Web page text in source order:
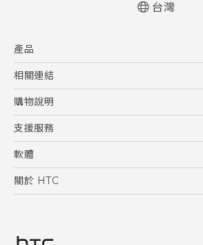
台灣
產品
5G
智慧型手機
配件
相關連結
HTC Research
購物說明
購物須知
訂單管理
付款方式
支援服務
到府收送維修服務
服務中心資訊
客戶服務佈告欄
軟體
應用程式
HTC Sync Manager
關於 HTC